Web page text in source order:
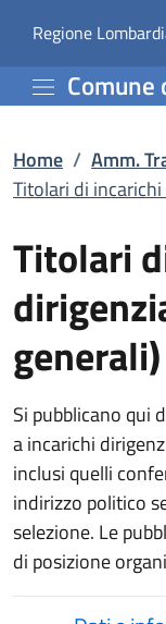
Titolari
Regione
Comune
Home / Amm.
Titolari di
Titolari
generali)
Si pubblicano qui
a incarichi
inclusi quelli
indirizzo politico
selezione. Le
di posizione